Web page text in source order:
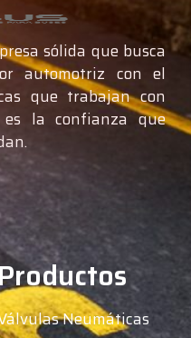
sólida que busca
automotriz con el
que trabajan con
la confianza que
Neumáticas